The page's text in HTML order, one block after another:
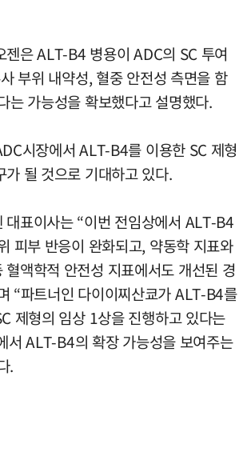
젠은 ALT-B4 병용이 ADC의 SC 투여
부위 내약성, 혈중 안전성 측면을 함
는 가능성을 확보했다고 설명했다.
시장에서 ALT-B4를 이용한 SC 제형
가 될 것으로 기대하고 있다.
대표이사는 “이번 전임상에서 ALT-B4
피부 반응이 완화되고, 약동학 지표와
혈액학적 안전성 지표에서도 개선된 경
“파트너인 다이이찌산쿄가 ALT-B4를
제형의 임상 1상을 진행하고 있다는
서 ALT-B4의 확장 가능성을 보여주는
.